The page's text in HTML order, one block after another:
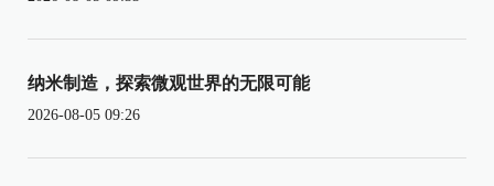
纳米制造，探索微观世界的无限可能
2026-08-05 09:26